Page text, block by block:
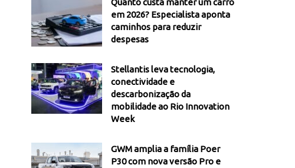
Quanto custa manter um carro
em 2026? Especialista aponta
caminhos para reduzir
despesas
Stellantis leva tecnologia,
conectividade e
descarbonização da
mobilidade ao Rio Innovation
Week
GWM amplia a família Poer
P30 com nova versão Pro e